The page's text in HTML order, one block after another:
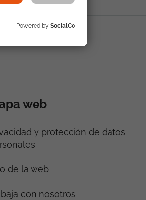
web
y protección de datos
de la web
con nosotros
Powered by SocialCo